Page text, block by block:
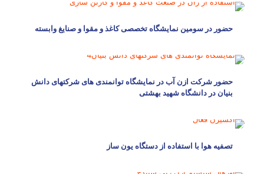
حضور در سومین نمایشگاه تخصصی کاغذ و مقوا و صنایغ وابسته
حضور شرکت ازن آب در نمایشگاه توانمندی های شرکتهای دانش
بنیان در دانشگاه شهید بهشتی
تصفیه هوا با استفاده از دستگاه یون ساز